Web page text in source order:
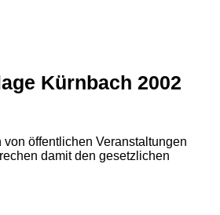
Kürnbach 2002
von öffentlichen Veranstaltungen
damit den gesetzlichen